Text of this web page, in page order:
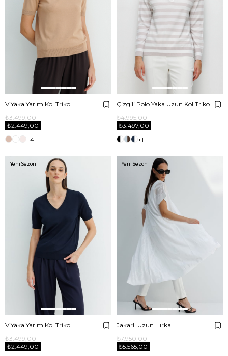
V Yaka Yarım Kol Triko
₺2.449,00
₺3.499,00
+4
Çizgili Polo Yaka Uzun Kol Triko
₺3.497,00
₺4.995,00
+1
V Yaka Yarım Kol Triko
₺2.449,00
₺3.499,00
Yeni Sezon
Jakarlı Uzun Hırka
₺5.565,00
₺7.950,00
Yeni Sezon